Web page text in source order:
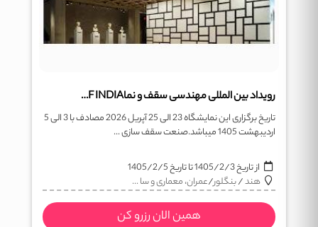
رویداد بین المللی مهندسی سقف و نماROOF INDIA
تاریخ برگزاری این نمایشگاه 23 الی 25 آپریل 2026 مصادف با 3 الی 5
اردیبهشت 1405 میباشد.صنعت سقف سازی ...
از تاریخ1405/2/3تا تاریخ1405/2/5
هند/بنگلور/عمران، معماری و سا ...
همین الان رزرو کن